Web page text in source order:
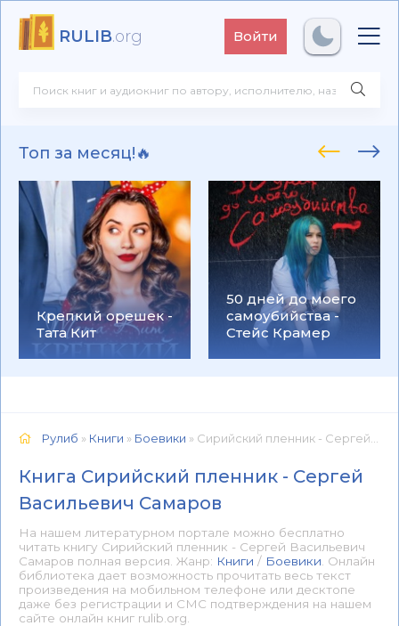
RULIB.org Войти
Топ за месяц!🔥
Крепкий орешек -
Тата Кит
50 дней до моего
самоубийства -
Стейс Крамер
Рулиб » Книги » Боевики » Сирийский пленник - Сергей Васильевич Самаров 📕 - Книга онлайн бесплатно
Книга Сирийский пленник - Сергей
Васильевич Самаров
На нашем литературном портале можно бесплатно
читать книгу Сирийский пленник - Сергей Васильевич
Самаров полная версия. Жанр: Книги / Боевики . Онлайн
библиотека дает возможность прочитать весь текст
произведения на мобильном телефоне или десктопе
даже без регистрации и СМС подтверждения на нашем
сайте онлайн книг rulib.org.